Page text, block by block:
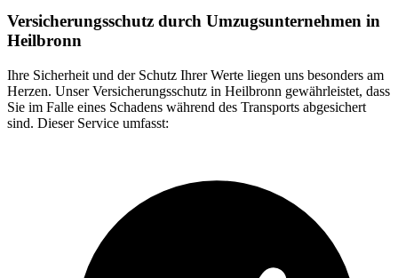
Versicherungsschutz durch Umzugsunternehmen in
Heilbronn
Ihre Sicherheit und der Schutz Ihrer Werte liegen uns besonders am
Herzen. Unser Versicherungsschutz in Heilbronn gewährleistet, dass
Sie im Falle eines Schadens während des Transports abgesichert
sind. Dieser Service umfasst: